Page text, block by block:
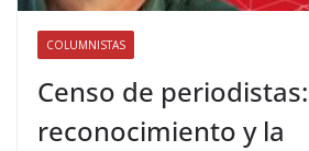
COLUMNISTAS
Censo de
reconocimiento y la